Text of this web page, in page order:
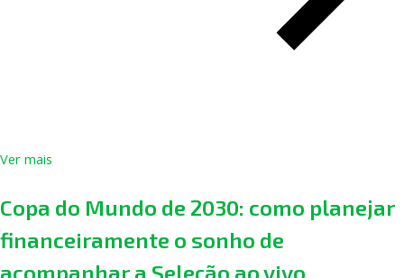
Ver mais
Copa do Mundo de 2030: como planejar
financeiramente o sonho de
acompanhar a Seleção ao vivo